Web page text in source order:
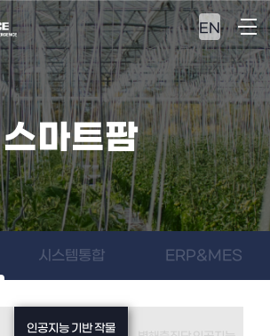
EN
스마트팜
시스템통합 ERP&MES
인공지능 기반 작물